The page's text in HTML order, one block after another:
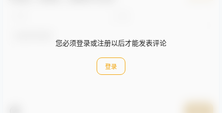
您必须登录或注册以后才能发表评论
登录